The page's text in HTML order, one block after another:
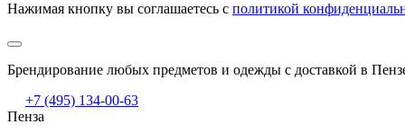
Нажимая кнопку вы соглашаетесь с политикой
Брендирование любых предметов и одежды с доставкой в
+7 (495) 134-00-63
Пенза